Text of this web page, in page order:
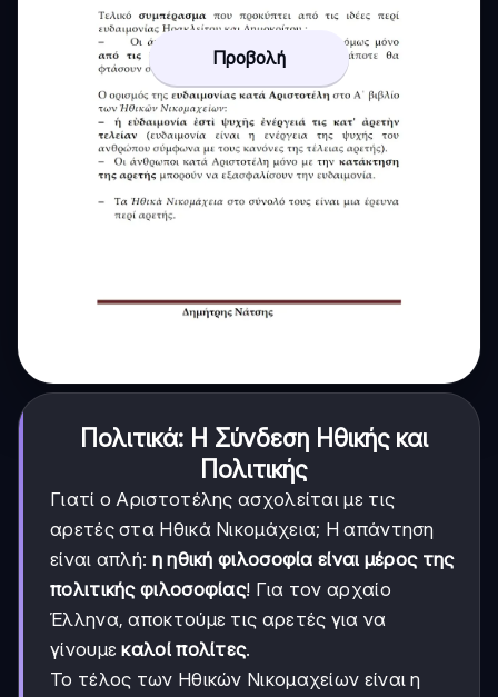
Προβολή
Πολιτικά: Η Σύνδεση Ηθικής και
Πολιτικής
Γιατί ο Αριστοτέλης ασχολείται με τις
αρετές στα Ηθικά Νικομάχεια; Η απάντηση
είναι απλή: η ηθική φιλοσοφία είναι μέρος της
πολιτικής φιλοσοφίας! Για τον αρχαίο
Έλληνα, αποκτούμε τις αρετές για να
γίνουμεκαλοί πολίτες.
Το τέλος των Ηθικών Νικομαχείων είναι η